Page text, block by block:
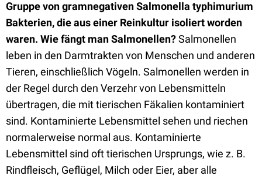
Gruppe von gramnegativen Salmonella typhimurium
Bakterien, die aus einer Reinkultur isoliert worden
waren. Wie fängt man Salmonellen?Salmonellen
leben in den Darmtrakten von Menschen und anderen
Tieren, einschließlich Vögeln. Salmonellen werden in
der Regel durch den Verzehr von Lebensmitteln
übertragen, die mit tierischen Fäkalien kontaminiert
sind. Kontaminierte Lebensmittel sehen und riechen
normalerweise normal aus. Kontaminierte
Lebensmittel sind oft tierischen Ursprungs, wie z. B.
Rindfleisch, Geflügel, Milch oder Eier, aber alle